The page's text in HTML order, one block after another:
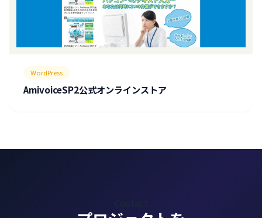
WordPress
AmivoiceSP2公式オンラインストア